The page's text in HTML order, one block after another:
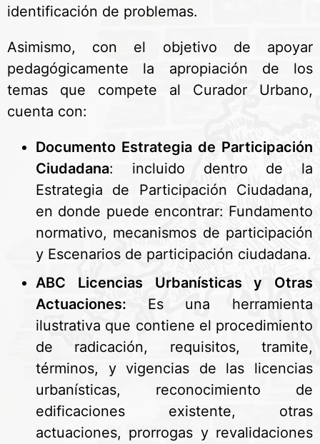
identificación de problemas.
Asimismo, con el objetivo de apoyar
pedagógicamente la apropiación de los
temas que compete al Curador Urbano,
cuenta con:
Documento Estrategia de Participación
Ciudadana: incluido dentro de la
Estrategia de Participación Ciudadana,
en donde puede encontrar: Fundamento
normativo, mecanismos de participación
y Escenarios de participación ciudadana.
ABC Licencias Urbanísticas y Otras
Actuaciones: Es una herramienta
ilustrativa que contiene el procedimiento
de radicación, requisitos, tramite,
términos, y vigencias de las licencias
urbanísticas, reconocimiento de
edificaciones existente, otras
actuaciones, prorrogas y revalidaciones